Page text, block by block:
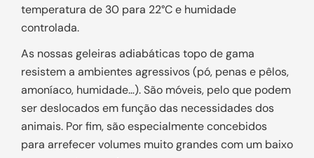
temperatura de 30 para 22°C e humidade
controlada.
As nossas geleiras adiabáticas topo de gama
resistem a ambientes agressivos (pó, penas e pêlos,
amoníaco, humidade…). São móveis, pelo que podem
ser deslocados em função das necessidades dos
animais. Por fim, são especialmente concebidos
para arrefecer volumes muito grandes com um baixo